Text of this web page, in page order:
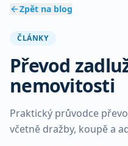
Zpět na blog
ČLÁNKY
Převod
nemovitosti
Praktický průvodce
včetně dražby, koupě a